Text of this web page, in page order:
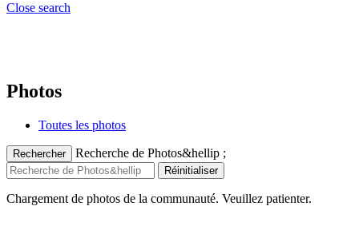
Close search
Photos
Toutes les photos
Rechercher Recherche de Photos&hellip ;
Réinitialiser
Chargement de photos de la communauté. Veuillez patienter.